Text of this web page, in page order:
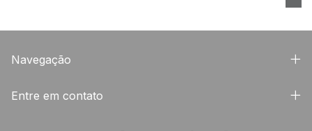
Navegação
Entre em contato